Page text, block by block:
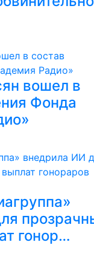
вошел в
Фонда
гонор…